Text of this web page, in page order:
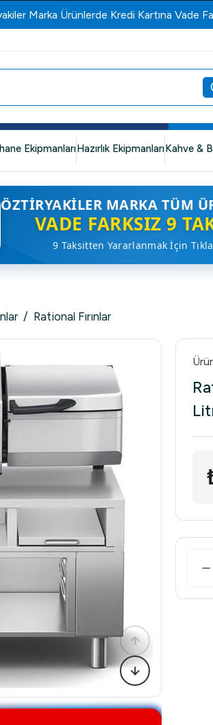
Marka Ürünlerde Kredi Kartına Vade
EkipmanlarıHazırlık EkipmanlarıKahve &
ÖZTIRYAKILER MARKA TÜM
VADE FARKSIZ 9
9 Taksitten Yararlanmak İçin
/ Rational Fırınlar